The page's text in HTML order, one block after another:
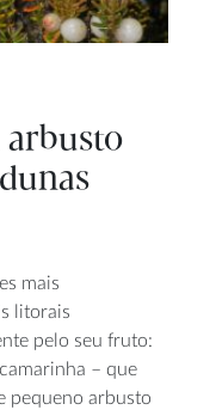
arbusto
mais
litorais
pelo seu fruto:
– que
pequeno arbusto